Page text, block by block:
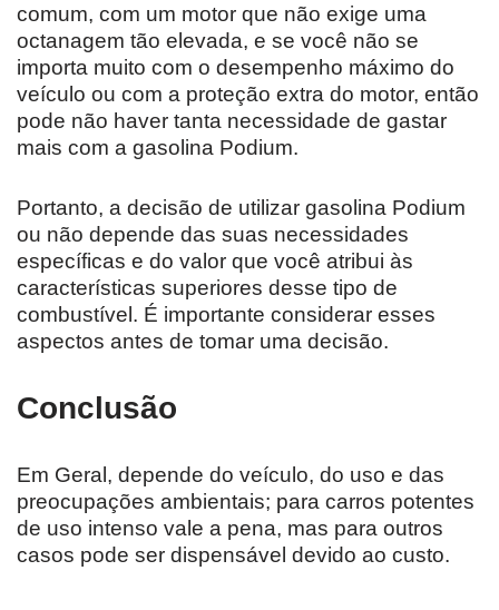
comum, com um motor que não exige uma
octanagem tão elevada, e se você não se
importa muito com o desempenho máximo do
veículo ou com a proteção extra do motor, então
pode não haver tanta necessidade de gastar
mais com a gasolina Podium.
Portanto, a decisão de utilizar gasolina Podium
ou não depende das suas necessidades
específicas e do valor que você atribui às
características superiores desse tipo de
combustível. É importante considerar esses
aspectos antes de tomar uma decisão.
Conclusão
Em Geral, depende do veículo, do uso e das
preocupações ambientais; para carros potentes
de uso intenso vale a pena, mas para outros
casos pode ser dispensável devido ao custo.